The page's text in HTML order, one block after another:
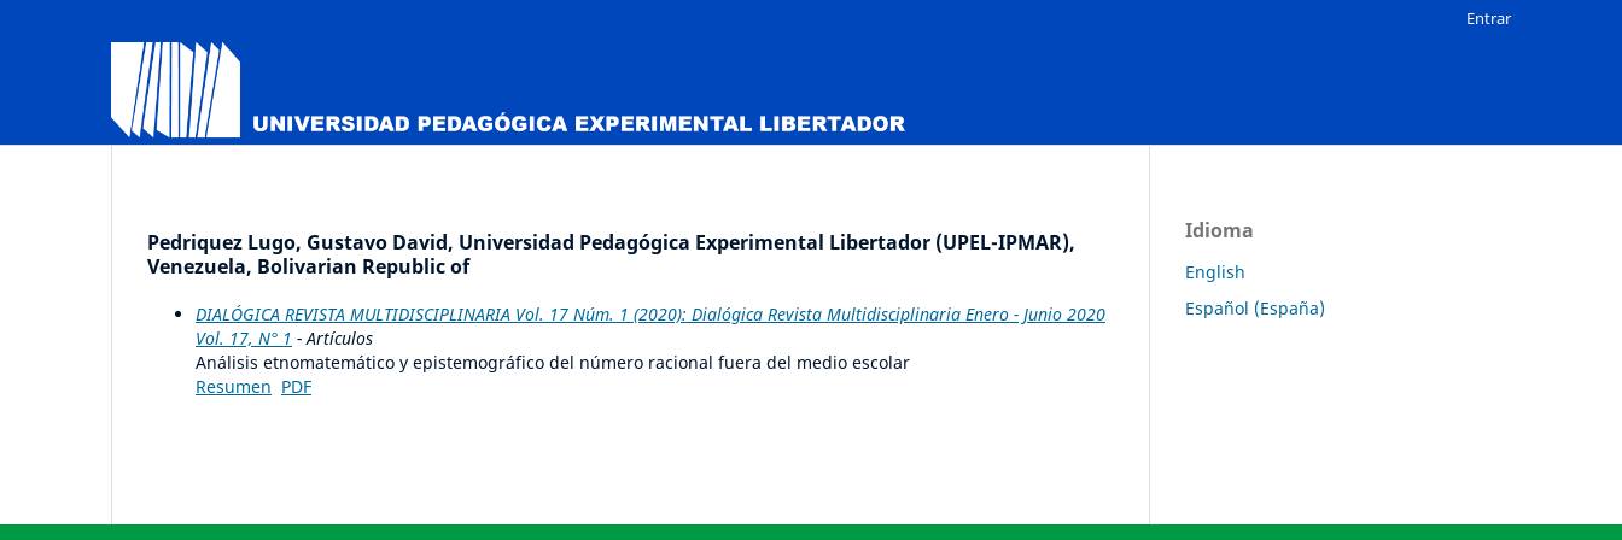
Entrar
Pedriquez Lugo, Gustavo David, Universidad Pedagógica Experimental Libertador (UPEL-IPMAR),
Venezuela, Bolivarian Republic of
DIALÓGICA REVISTA MULTIDISCIPLINARIA Vol. 17 Núm. 1 (2020): Dialógica Revista Multidisciplinaria Enero - Junio 2020
Vol. 17, N° 1 - Artículos
Análisis etnomatemático y epistemográfico del número racional fuera del medio escolar
Resumen PDF
Idioma
English
Español (España)